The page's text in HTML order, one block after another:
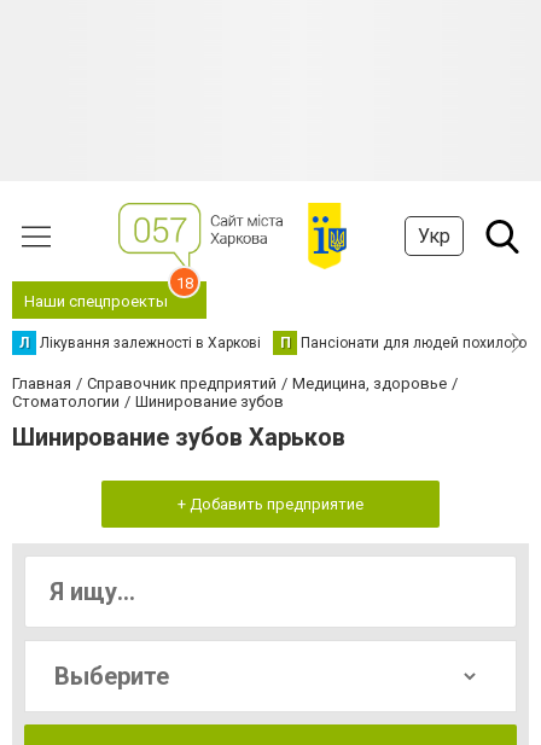
Укр
Наши спецпроекты
18
Л Лікування залежності в Харкові П Пансіонати для людей похилого
Главная Справочник предприятий
Медицина, здоровье
Стоматологии
Шинирование зубов
Шинирование зубов Харьков
+ Добавить предприятие